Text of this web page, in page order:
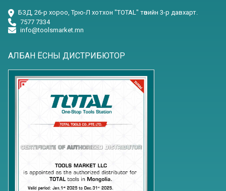
БЗД, 26-р хороо, Трю-Л хотхон "TOTAL" төвийн 3-р давхарт.
7577 7334
info@toolsmarket.mn
АЛБАН ЁСНЫ ДИСТРИБЮТОР